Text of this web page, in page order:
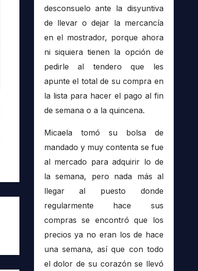
desconsuelo ante la disyuntiva
de llevar o dejar la mercancía
en el mostrador, porque ahora
ni siquiera tienen la opción de
pedirle al tendero que les
apunte el total de su compra en
la lista para hacer el pago al fin
de semana o a la quincena.
Micaela tomó su bolsa de
mandado y muy contenta se fue
al mercado para adquirir lo de
la semana, pero nada más al
llegar al puesto donde
regularmente hace sus
compras se encontró que los
precios ya no eran los de hace
una semana, así que con todo
el dolor de su corazón se llevó